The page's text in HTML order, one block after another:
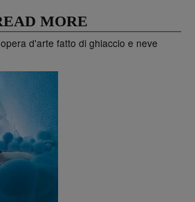
MORE
d'arte fatto di ghiaccio e neve